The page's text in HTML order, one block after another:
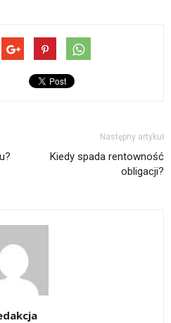
Następny artykuł
Kiedy spada rentowność
obligacji?